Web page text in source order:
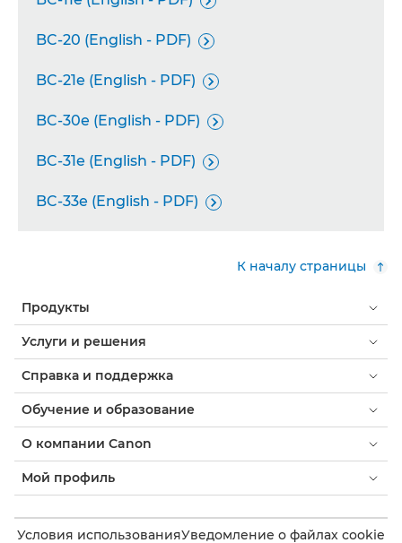
BC-20 (English - PDF) 
BC-21e (English - PDF) 
BC-30e (English - PDF) 
BC-31e (English - PDF) 
BC-33e (English - PDF) 
К началу страницы
Продукты
Услуги и решения
Справка и поддержка
Обучение и образование
О компании Canon
Мой профиль
Условия использованияУведомление о файлах cookie